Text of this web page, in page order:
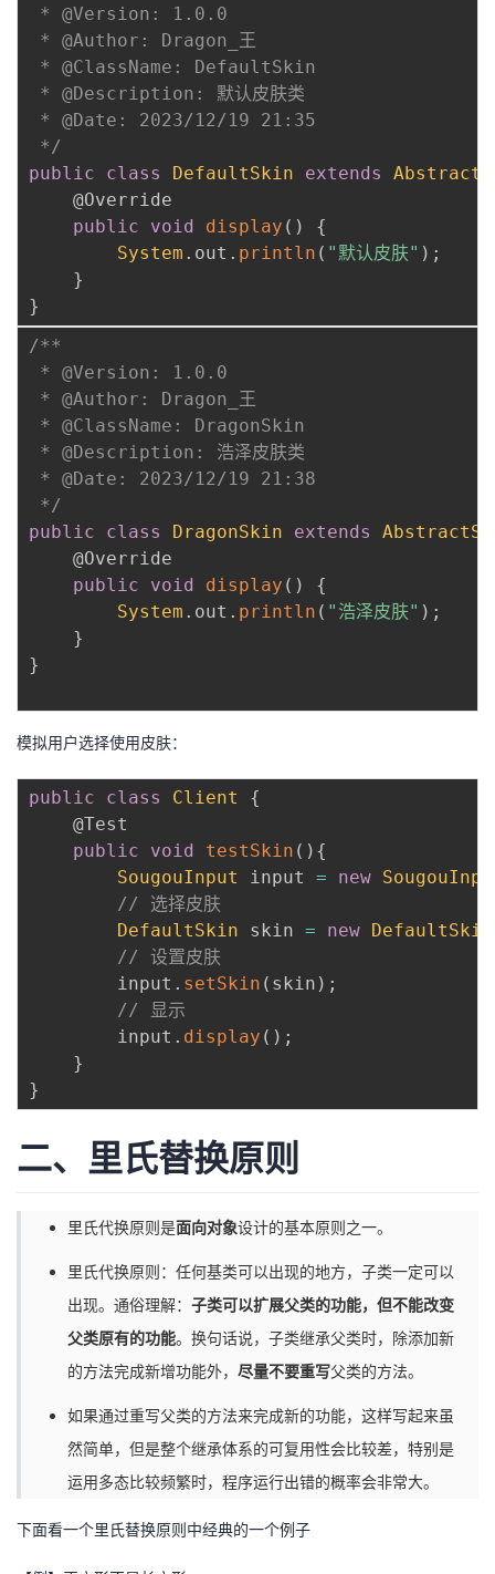
* @Version: 1.0.0
* @Author: Dragon_王
* @ClassName: DefaultSkin
* @Description: 默认皮肤类
* @Date: 2023/12/19 21:35
*/
public
class DefaultSkin extends
@Override
public
void display ( )
{
System . out . println ( "默认皮肤" ) ;
}
}
/**
* @Version: 1.0.0
* @Author: Dragon_王
* @ClassName: DragonSkin
* @Description: 浩泽皮肤类
* @Date: 2023/12/19 21:38
*/
public
class DragonSkin extends
@Override
public
void display ( )
{
System . out . println ( "浩泽皮肤" ) ;
}
}
模拟用户选择使用皮肤：
public class Client
{
@Test
public
void testSkin ( ) {
SougouInput
input = new
// 选择皮肤
DefaultSkin skin = new DefaultSkin
// 设置皮肤
        input
. setSkin ( skin ) ;
// 显示
        input
. display ( ) ;
}
}
二、里氏替换原则
里氏代换原则是面向对象设计的基本原则之一。
里氏代换原则：任何基类可以出现的地方，子类一定可以
出现。通俗理解： 子类可以扩展父类的功能，但不能改变
父类原有的功能。换句话说，子类继承父类时，除添加新
的方法完成新增功能外， 尽量不要重写父类的方法。
如果通过重写父类的方法来完成新的功能，这样写起来虽
然简单，但是整个继承体系的可复用性会比较差，特别是
运用多态比较频繁时，程序运行出错的概率会非常大。
下面看一个里氏替换原则中经典的一个例子